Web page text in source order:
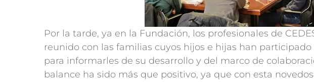
Por la tarde, ya en la Fundación, los profesionales de
reunido con las familias cuyos hijos e hijas han
para informarles de su desarrollo y del marco de
balance ha sido más que positivo, ya que con esta